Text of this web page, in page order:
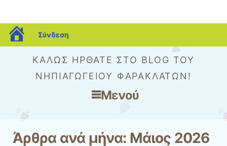
blogs.sch.gr
Σύνδεση
ΚΑΛΏΣ ΉΡΘΑΤΕ ΣΤΟ BLOG ΤΟΥ
ΝΗΠΙΑΓΩΓΕΊΟΥ ΦΑΡΑΚΛΆΤΩΝ!
Μενού
Μετάβαση στο περιεχόμενο
Άρθρα ανά μήνα: Μάιος 2026